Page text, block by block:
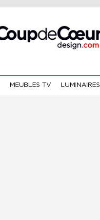
MEUBLES TV LUMINAIRES